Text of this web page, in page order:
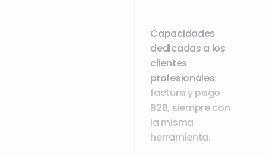
Capacidades
dedicadas a los
clientes
profesionales:
factura y pago
B2B, siempre con
la misma
herramienta.